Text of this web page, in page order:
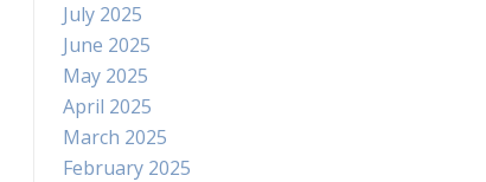
July 2025
June 2025
May 2025
April 2025
March 2025
February 2025